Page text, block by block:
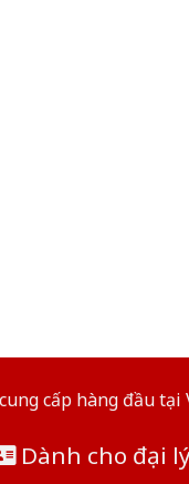
cấp hàng đầu tại
Dành cho đại